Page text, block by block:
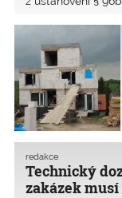
že se posuzuje
Technický
zakázek
redakce